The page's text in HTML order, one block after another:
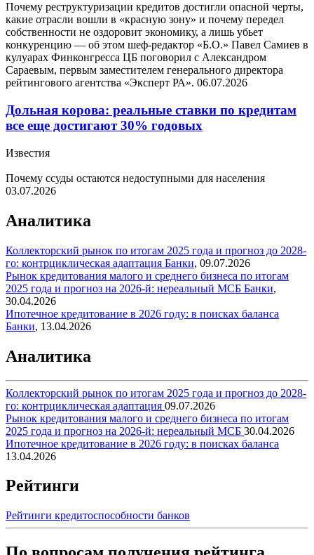
Почему реструктуризации кредитов достигли опасной черты,
какие отрасли вошли в «красную зону» и почему передел
собственности не оздоровит экономику, а лишь убьет
конкуренцию — об этом шеф-редактор «Б.О.» Павел Самиев в
кулуарах Финконгресса ЦБ поговорил с Александром
Сараевым, первым заместителем генерального директора
рейтингового агентства «Эксперт РА». 06.07.2026
Дольная корова: реальные ставки по кредитам
все еще достигают 30% годовых
Известия
Почему ссуды остаются недоступными для населения
03.07.2026
Аналитика
Коллекторский рынок по итогам 2025 года и прогноз до 2028-
го: контрциклическая адаптация Банки, 09.07.2026
Рынок кредитования малого и среднего бизнеса по итогам
2025 года и прогноз на 2026-й: нереальный МСБ Банки,
30.04.2026
Ипотечное кредитование в 2026 году: в поисках баланса
Банки, 13.04.2026
Аналитика
Коллекторский рынок по итогам 2025 года и прогноз до 2028-
го: контрциклическая адаптация 09.07.2026
Рынок кредитования малого и среднего бизнеса по итогам
2025 года и прогноз на 2026-й: нереальный МСБ 30.04.2026
Ипотечное кредитование в 2026 году: в поисках баланса
13.04.2026
Рейтинги
Рейтинги кредитоспособности банков